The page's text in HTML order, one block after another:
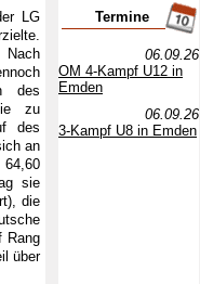
LG
des
zu
des
an
sie
die
Rang
über
Termine
06.09.26
OM 4-Kampf U12 in
Emden
06.09.26
3-Kampf U8 in Emden